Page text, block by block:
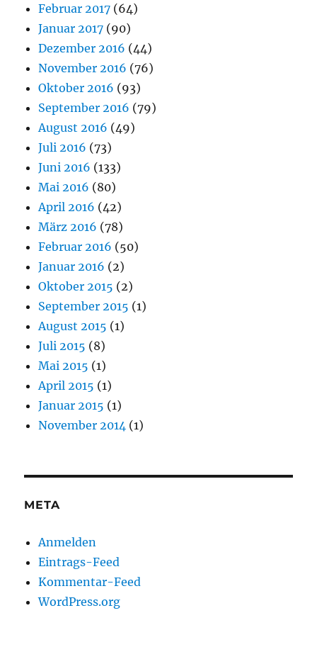
Februar 2017 (64)
Januar 2017 (90)
Dezember 2016 (44)
November 2016 (76)
Oktober 2016 (93)
September 2016 (79)
August 2016 (49)
Juli 2016 (73)
Juni 2016 (133)
Mai 2016 (80)
April 2016 (42)
März 2016 (78)
Februar 2016 (50)
Januar 2016 (2)
Oktober 2015 (2)
September 2015 (1)
August 2015 (1)
Juli 2015 (8)
Mai 2015 (1)
April 2015 (1)
Januar 2015 (1)
November 2014 (1)
META
Anmelden
Eintrags-Feed
Kommentar-Feed
WordPress.org